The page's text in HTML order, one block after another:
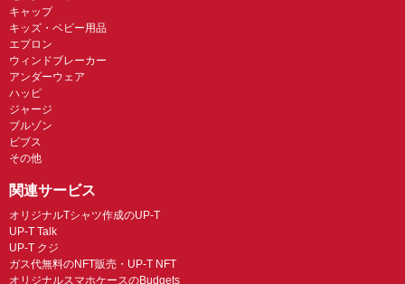
キャップ
キッズ・ベビー用品
エプロン
ウィンドブレーカー
アンダーウェア
ハッピ
ジャージ
ブルゾン
ビブス
その他
関連サービス
オリジナルTシャツ作成のUP-T
UP-T Talk
UP-T クジ
ガス代無料のNFT販売・UP-T NFT
オリジナルスマホケースのBudgets